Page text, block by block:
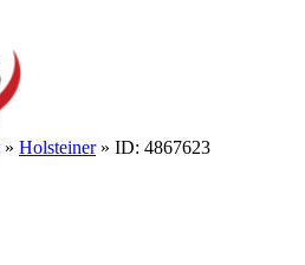
» Holsteiner» ID: 4867623